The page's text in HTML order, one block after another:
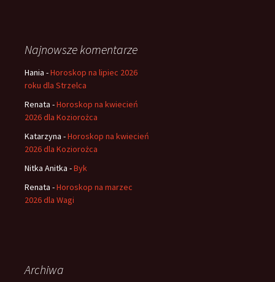
Najnowsze komentarze
Hania -Horoskop na lipiec 2026
roku dla Strzelca
Renata -Horoskop na kwiecień
2026 dla Koziorożca
Katarzyna -Horoskop na kwiecień
2026 dla Koziorożca
Nitka Anitka -Byk
Renata -Horoskop na marzec
2026 dla Wagi
Archiwa